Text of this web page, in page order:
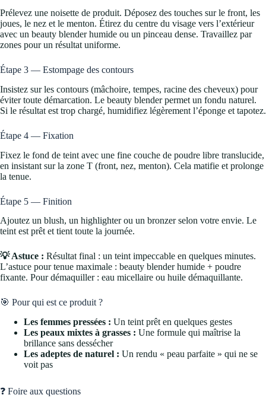
Prélevez une noisette de produit. Déposez des touches sur le front, les
joues, le nez et le menton. Étirez du centre du visage vers l’extérieur
avec un beauty blender humide ou un pinceau dense. Travaillez par
zones pour un résultat uniforme.
Étape 3 — Estompage des contours
Insistez sur les contours (mâchoire, tempes, racine des cheveux) pour
éviter toute démarcation. Le beauty blender permet un fondu naturel.
Si le résultat est trop chargé, humidifiez légèrement l’éponge et tapotez.
Étape 4 — Fixation
Fixez le fond de teint avec une fine couche de poudre libre translucide,
en insistant sur la zone T (front, nez, menton). Cela matifie et prolonge
la tenue.
Étape 5 — Finition
Ajoutez un blush, un highlighter ou un bronzer selon votre envie. Le
teint est prêt et tient toute la journée.
💡 Astuce : Résultat final : un teint impeccable en quelques minutes.
L’astuce pour tenue maximale : beauty blender humide + poudre
fixante. Pour démaquiller : eau micellaire ou huile démaquillante.
🎯 Pour qui est ce produit ?
Les femmes pressées : Un teint prêt en quelques gestes
Les peaux mixtes à grasses : Une formule qui maîtrise la
brillance sans dessécher
Les adeptes de naturel : Un rendu « peau parfaite » qui ne se
voit pas
❓ Foire aux questions